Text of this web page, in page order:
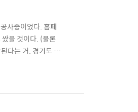
사중이었다. 홈페
을 것이다. (물론
다는 거. 경기도 어